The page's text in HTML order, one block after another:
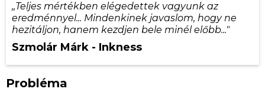
,,Teljes mértékben elégedettek vagyunk az
eredménnyel... Mindenkinek javaslom, hogy ne
hezitáljon, hanem kezdjen bele minél előbb..."
Szmolár Márk - Inkness
Probléma